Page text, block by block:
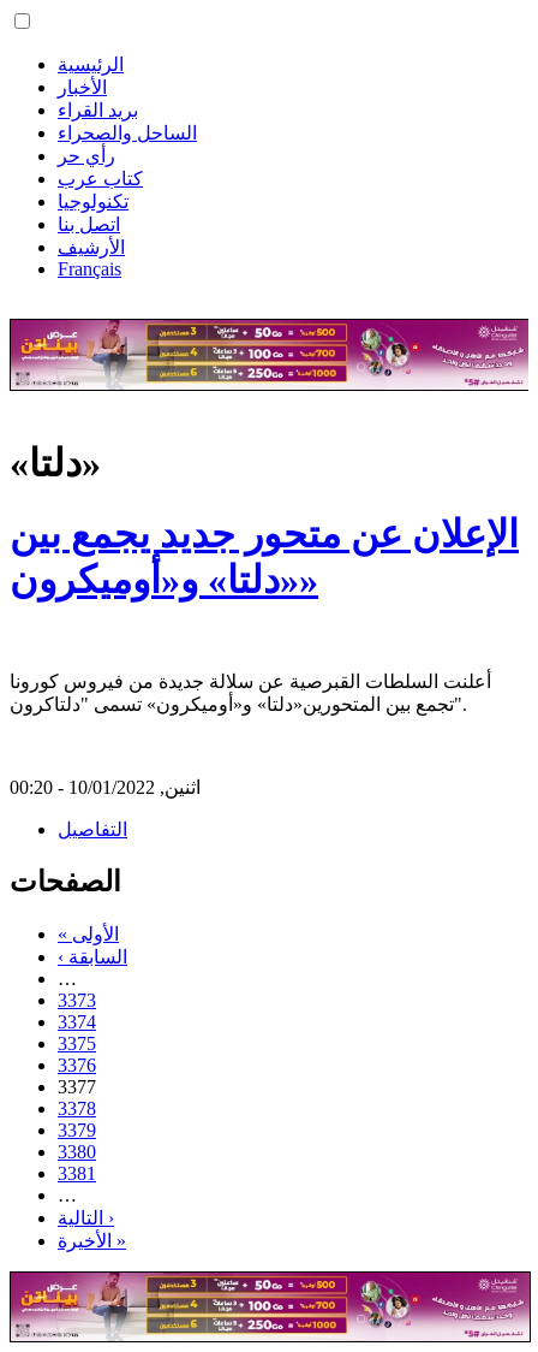
الرئيسية
الأخبار
بريد القراء
الساحل والصحراء
رأي حر
كتاب عرب
تكنولوجيا
اتصل بنا
الأرشيف
Français
«دلتا»
الإعلان عن متحور جديد يجمع بين
«دلتا» و«أوميكرون»
أعلنت السلطات القبرصية عن سلالة جديدة من فيروس كورونا
تجمع بين المتحورين«دلتا» و«أوميكرون» تسمى "دلتاكرون".
اثنين, 10/01/2022 - 00:20
التفاصيل
الصفحات
« الأولى
‹ السابقة
…
3373
3374
3375
3376
3377
3378
3379
3380
3381
…
التالية ›
الأخيرة »